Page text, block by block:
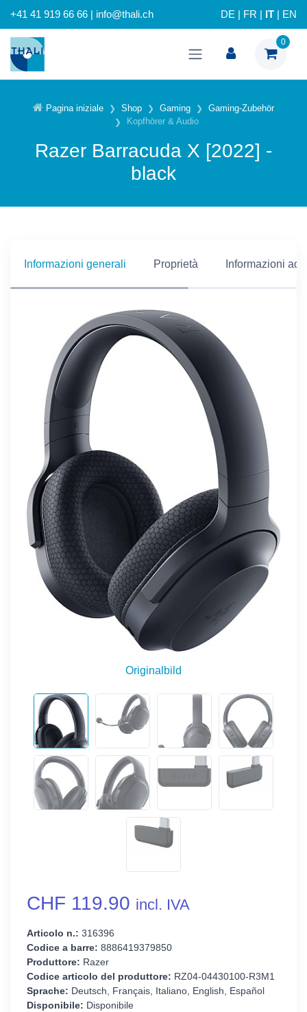
+41 41 919 66 66 | info@thali.ch DE FR IT EN
0
Pagina iniziale Shop Gaming
Gaming-Zubehör
Kopfhörer & Audio
Razer Barracuda X [2022] -
black
Informazioni generali Proprietà Informazioni
Originalbild
CHF 119.90 incl. IVA
Articolo n.: 316396
Codice a barre: 8886419379850
Produttore: Razer
Codice articolo del produttore: RZ04-04430100-R3M1
Sprache: Deutsch, Français, Italiano, English, Español
Disponibile: Disponibile